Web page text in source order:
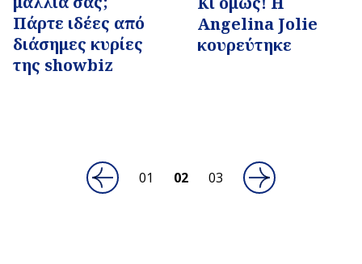
Πάρτε ιδέες από
διάσημες κυρίες
της showbiz
Angelina Jolie
κουρεύτηκε
02 03